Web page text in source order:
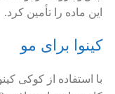
این ماده را تأمین کرد.
کینوا برای مو
با استفاده از کوکی‌